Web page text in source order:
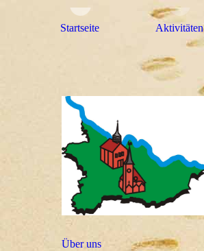
Startseite Aktivitäten
Über uns